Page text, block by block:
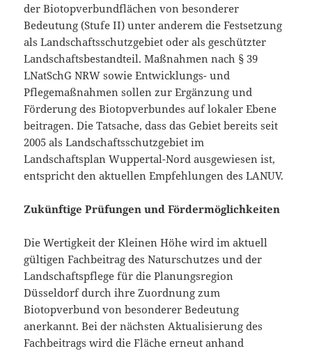
der Biotopverbundflächen von besonderer
Bedeutung (Stufe II) unter anderem die Festsetzung
als Landschaftsschutzgebiet oder als geschützter
Landschaftsbestandteil. Maßnahmen nach § 39
LNatSchG NRW sowie Entwicklungs- und
Pflegemaßnahmen sollen zur Ergänzung und
Förderung des Biotopverbundes auf lokaler Ebene
beitragen. Die Tatsache, dass das Gebiet bereits seit
2005 als Landschaftsschutzgebiet im
Landschaftsplan Wuppertal-Nord ausgewiesen ist,
entspricht den aktuellen Empfehlungen des LANUV.
Zukünftige Prüfungen und Fördermöglichkeiten
Die Wertigkeit der Kleinen Höhe wird im aktuell
gültigen Fachbeitrag des Naturschutzes und der
Landschaftspflege für die Planungsregion
Düsseldorf durch ihre Zuordnung zum
Biotopverbund von besonderer Bedeutung
anerkannt. Bei der nächsten Aktualisierung des
Fachbeitrags wird die Fläche erneut anhand